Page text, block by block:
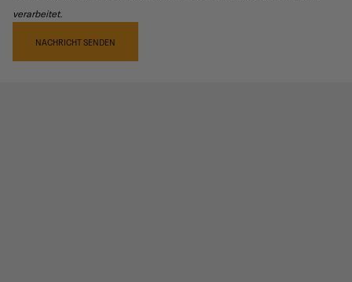
verarbeitet.
NACHRICHT SENDEN